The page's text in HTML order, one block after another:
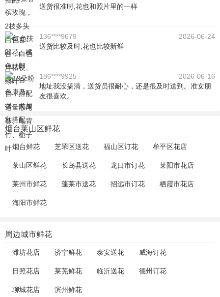
送货很准时,花也和照片里的一样
136****9679
2026-06-24
送货比较及时,花也比较新鲜
186****9925
2026-06-16
地址我没搞清，送货员很耐心，还是很及时送到。准女朋
友很喜欢。
烟台莱山区鲜花
烟台鲜花 芝罘区送花 福山区订花 牟平区花店
莱山区鲜花 长岛县送花 龙口市订花 莱阳市花店
莱州市鲜花 蓬莱市送花 招远市订花 栖霞市花店
海阳市鲜花
周边城市鲜花
潍坊花店 济宁鲜花 泰安送花 威海订花
日照花店 莱芜鲜花 临沂送花 德州订花
聊城花店 滨州鲜花